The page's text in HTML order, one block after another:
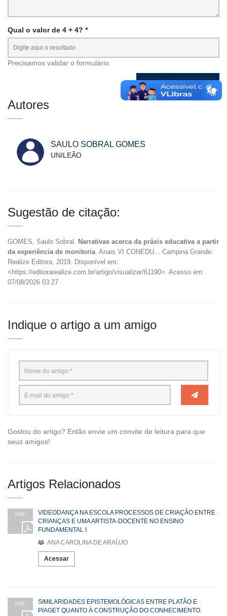
Qual o valor de 4 + 4? *
Precisamos validar o formulário.
Autores
SAULO SOBRAL GOMES
UNILEÃO
Sugestão de citação:
GOMES, Saulo Sobral. Narrativas acerca da práxis educativa a partir
da experiência de monitoria. Anais VI CONEDU... Campina Grande:
Realize Editora, 2019. Disponível em:
<https://editorarealize.com.br/artigo/visualizar/61190>. Acesso em:
07/08/2026 03:27
Indique o artigo a um amigo
Gostou do artigo? Então envie um convite de leitura para que
seus amigos!
Artigos Relacionados
PDF
VIDEODANÇA NA ESCOLA PROCESSOS DE CRIAÇÃO ENTRE
CRIANÇAS E UMA ARTISTA-DOCENTE NO ENSINO
FUNDAMENTAL I
ANA CAROLINA DE ARAÚJO
Acessar
PDF
SIMILARIDADES EPISTEMOLÓGICAS ENTRE PLATÃO E
PIAGET QUANTO À CONSTRUÇÃO DO CONHECIMENTO.